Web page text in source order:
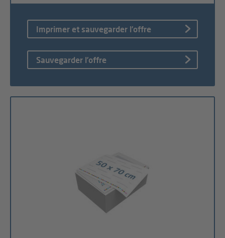
Imprimer et sauvegarder l’offre
Sauvegarder l’offre